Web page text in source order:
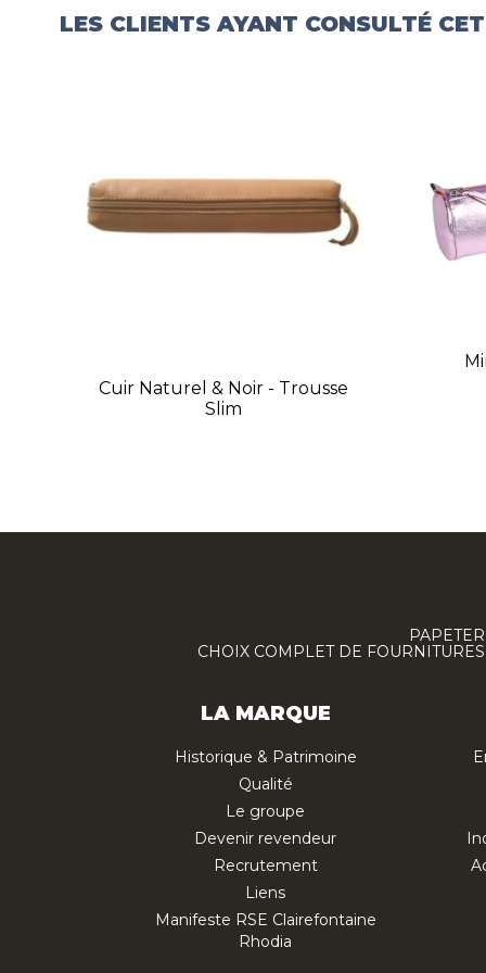
LES CLIENTS AYANT CONSULTÉ
Cuir Naturel & Noir - Trousse
Slim
CHOIX COMPLET DE
LA MARQUE
Historique & Patrimoine
Qualité
Le groupe
Devenir revendeur
Recrutement
Liens
Manifeste RSE Clairefontaine
Rhodia